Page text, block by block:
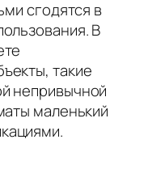
сгодятся в
В
такие
непривычной
маленький